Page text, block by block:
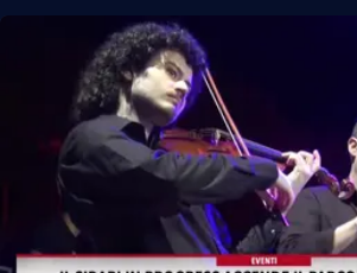
Vibo Valentia
Reggio Calabria
Cosenza
Lamezia Terme